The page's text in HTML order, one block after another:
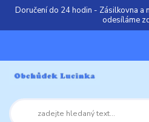
Doručení do 24 hodin - Zásilkovna a
odesíláme